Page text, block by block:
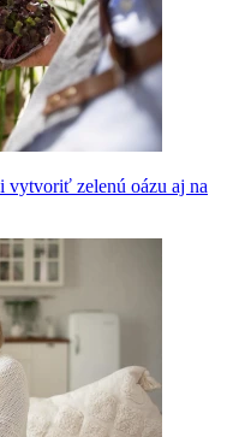
vytvoriť zelenú oázu aj na